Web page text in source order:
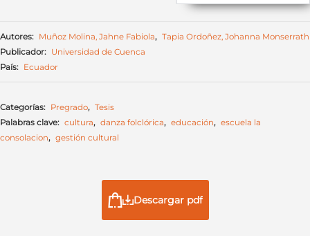
Autores: Muñoz Molina, Jahne Fabiola, Tapia Ordoñez, Johanna Monserrath
Publicador: Universidad de Cuenca
País: Ecuador
Categorías: Pregrado, Tesis
Palabras clave: cultura, danza folclórica, educación, escuela la
consolacion, gestión cultural
Descargar pdf